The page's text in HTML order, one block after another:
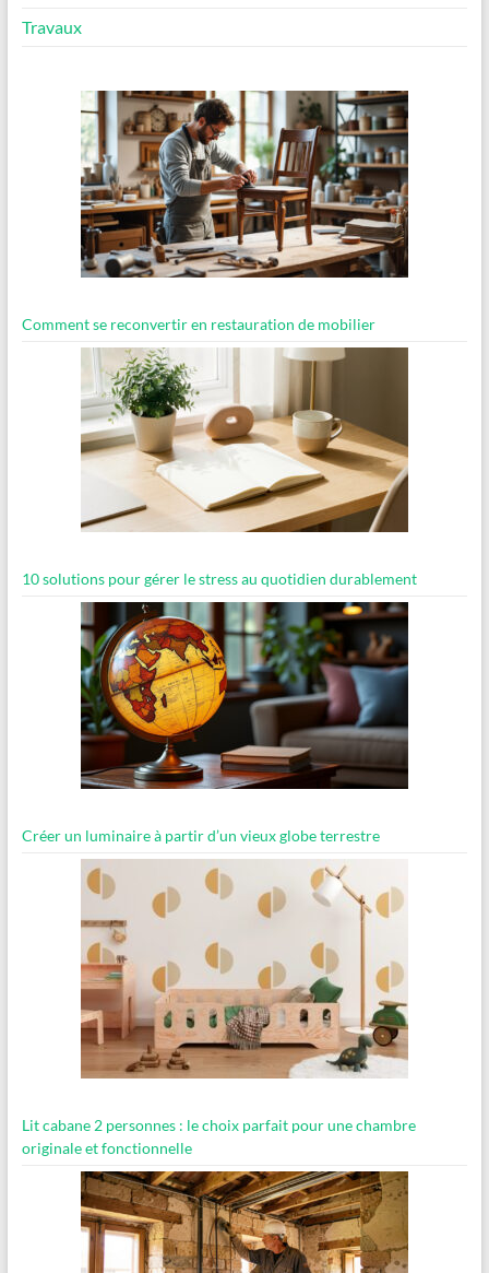
Travaux
Comment se reconvertir en restauration de mobilier
10 solutions pour gérer le stress au quotidien durablement
Créer un luminaire à partir d’un vieux globe terrestre
Lit cabane 2 personnes : le choix parfait pour une chambre
originale et fonctionnelle